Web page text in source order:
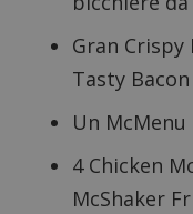
Gran Crispy
Tasty
Un
4 Chicken
McShaker